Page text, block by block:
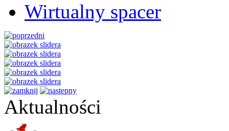
Wirtualny spacer
Aktualności